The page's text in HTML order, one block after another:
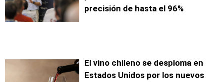
precisión de hasta el 96%
El vino chileno se desploma en
Estados Unidos por los nuevos